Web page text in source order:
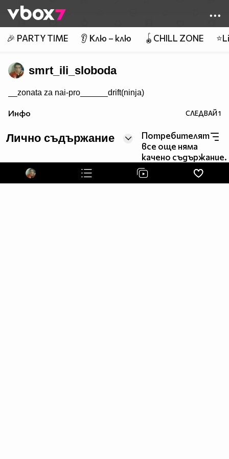
👾
🎉 PARTY TIME 👂 Клю – клю 🪀CHILL ZONE
smrt_ili_sloboda
__zonata za nai-pro______drift(ninja)
Инфо СЛЕДВАЙ1
Лично съдържание
Потребителят
все още няма
качено съдържание.